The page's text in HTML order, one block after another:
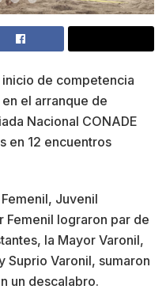
inicio de competencia
el arranque de
Nacional CONADE
en 12 encuentros
Juvenil
Femenil lograron par de
la Mayor Varonil,
Suprio Varonil, sumaron
un descalabro.